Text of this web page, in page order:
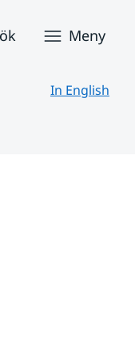
Meny
In English